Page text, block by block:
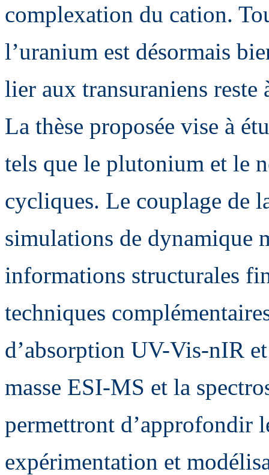
complexation du cation.
l’uranium est désormais
lier aux transuraniens reste
La thèse proposée vise à
tels que le plutonium et le
cycliques. Le couplage de
simulations de dynamique
informations structurales
techniques
d’absorption UV-Vis-nIR
masse ESI-MS et la
permettront d’approfondir
expérimentation et